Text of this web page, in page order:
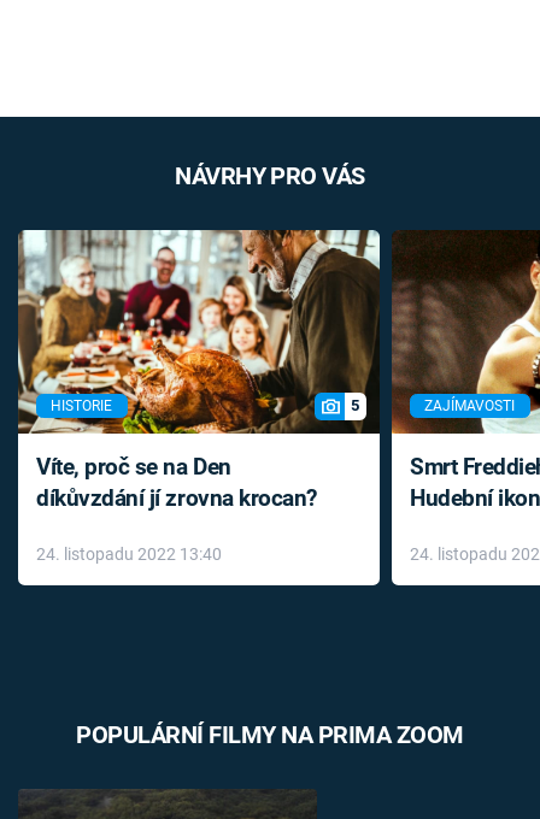
NÁVRHY PRO VÁS
HISTORIE 5
Víte, proč se na Den
díkůvzdání jí zrovna krocan?
24. listopadu 2022 13:40
ZAJÍMAVOSTI
Smrt
Hudební
léky
24. listopadu
POPULÁRNÍ FILMY NA PRIMA ZOOM